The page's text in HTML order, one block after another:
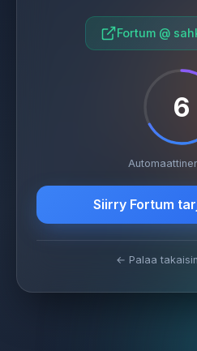
Fortum @
6
Siirry Fortum
← Palaa